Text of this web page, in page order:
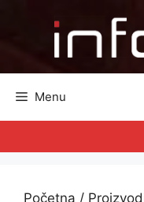
Menu
Početna /